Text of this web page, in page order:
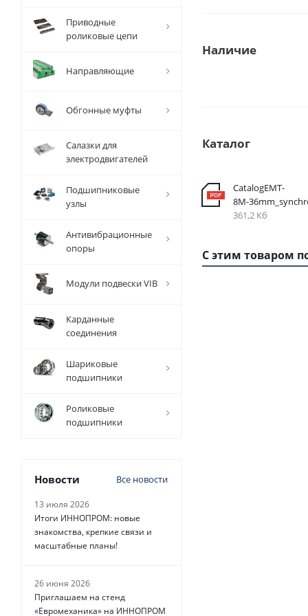
Наличие
Каталог
CatalogEMT-
8М-
361,2 Кб
С этим товаром
Приводные
роликовые цепи
Направляющие
Обгонные муфты
Салазки для
электродвигателей
Подшипниковые
узлы
Антивибрационные
опоры
Модули подвески VIB
Карданные
соединения
Шариковые
подшипники
Роликовые
подшипники
Новости Все новости
13 июля 2026
Итоги ИННОПРОМ: новые
знакомства, крепкие связи и
масштабные планы!
26 июня 2026
Приглашаем на стенд
«Евромеханика» на ИННОПРОМ